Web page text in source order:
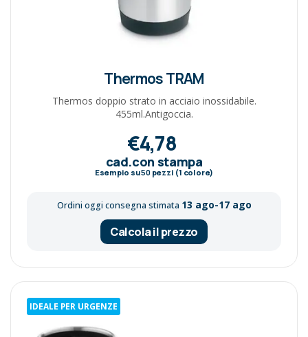
Thermos TRAM
Thermos doppio strato in acciaio inossidabile.
455ml.Antigoccia.
€4,78
cad.con stampa
Esempio su50pezzi (1 colore)
Ordini oggi consegna stimata 13 ago-17 ago
Calcola il prezzo
IDEALE PER URGENZE